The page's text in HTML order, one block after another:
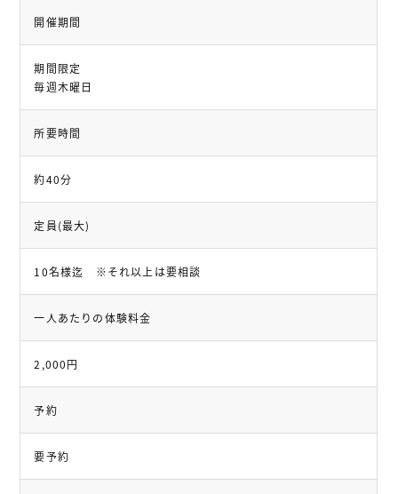
開催期間
期間限定
毎週木曜日
所要時間
約40分
定員(最大)
10名様迄 ※それ以上は要相談
一人あたりの体験料金
2,000円
予約
要予約